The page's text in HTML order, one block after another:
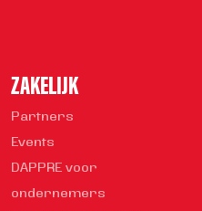
ZAKELIJK
Partners
Events
DAPPRE voor
ondernemers